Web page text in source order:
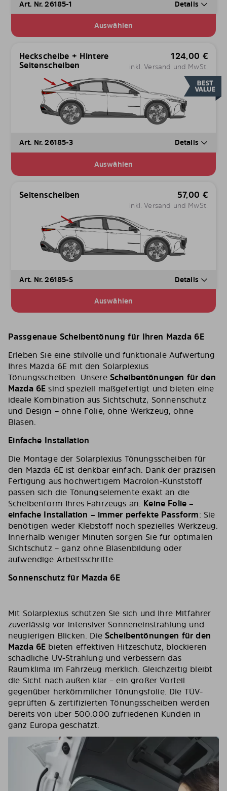
Art. Nr. 26185-1 Details
Auswählen
Heckscheibe + Hintere
Seitenscheiben
124,00 €
inkl. Versand und MwSt.
Art. Nr. 26185-3 Details
Auswählen
Seitenscheiben 57,00 €
inkl. Versand und MwSt.
Art. Nr. 26185-S Details
Auswählen
Passgenaue Scheibentönung für Ihren Mazda 6E
Erleben Sie eine stilvolle und funktionale Aufwertung
Ihres Mazda 6E mit den Solarplexius
Tönungsscheiben. Unsere Scheibentönungen für den
Mazda 6E sind speziell maßgefertigt und bieten eine
ideale Kombination aus Sichtschutz, Sonnenschutz
und Design – ohne Folie, ohne Werkzeug, ohne
Blasen.
Einfache Installation
Die Montage der Solarplexius Tönungsscheiben für
den Mazda 6E ist denkbar einfach. Dank der präzisen
Fertigung aus hochwertigem Macrolon-Kunststoff
passen sich die Tönungselemente exakt an die
Scheibenform Ihres Fahrzeugs an. Keine Folie –
einfache Installation – immer perfekte Passform: Sie
benötigen weder Klebstoff noch spezielles Werkzeug.
Innerhalb weniger Minuten sorgen Sie für optimalen
Sichtschutz – ganz ohne Blasenbildung oder
aufwendige Arbeitsschritte.
Sonnenschutz für Mazda 6E
Mit Solarplexius schützen Sie sich und Ihre Mitfahrer
zuverlässig vor intensiver Sonneneinstrahlung und
neugierigen Blicken. DieScheibentönungen für den
Mazda 6E bieten effektiven Hitzeschutz, blockieren
schädliche UV-Strahlung und verbessern das
Raumklima im Fahrzeug merklich. Gleichzeitig bleibt
die Sicht nach außen klar – ein großer Vorteil
gegenüber herkömmlicher Tönungsfolie. Die TÜV-
geprüften & zertifizierten Tönungsscheiben werden
bereits von über 500.000 zufriedenen Kunden in
ganz Europa geschätzt.